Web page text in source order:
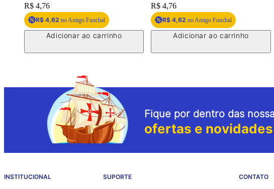
Price:
R$ 4,76
R$ 4,62 no Amigo Funchal
Adicionar ao carrinho
Price:
R$ 4,76
R$ 4,62 no Amigo Funchal
Adicionar ao carrinho
Fique por dentro das
ofertas e
INSTITUCIONAL SUPORTE CONTATO